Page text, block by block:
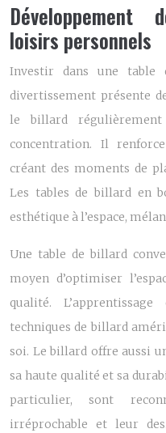
loisirs personnels
Investir dans une table
divertissement présente
le billard
concentration. Il
créant des moments de
Les tables de billard en
esthétique à l’espace,
Une table de billard
moyen d’optimiser
qualité.
techniques de billard
soi. Le billard offre aussi
sa haute qualité et sa
particulier, sont
irréprochable et leur